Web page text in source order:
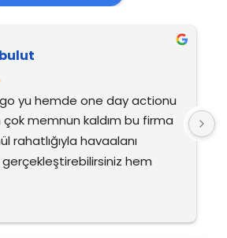
yu hemde one day actionu
memnun kaldım bu firma
rahatlığıyla havaalanı
hem
ailecek ayrıca su